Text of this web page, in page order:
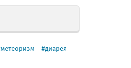
метеоризм диарея